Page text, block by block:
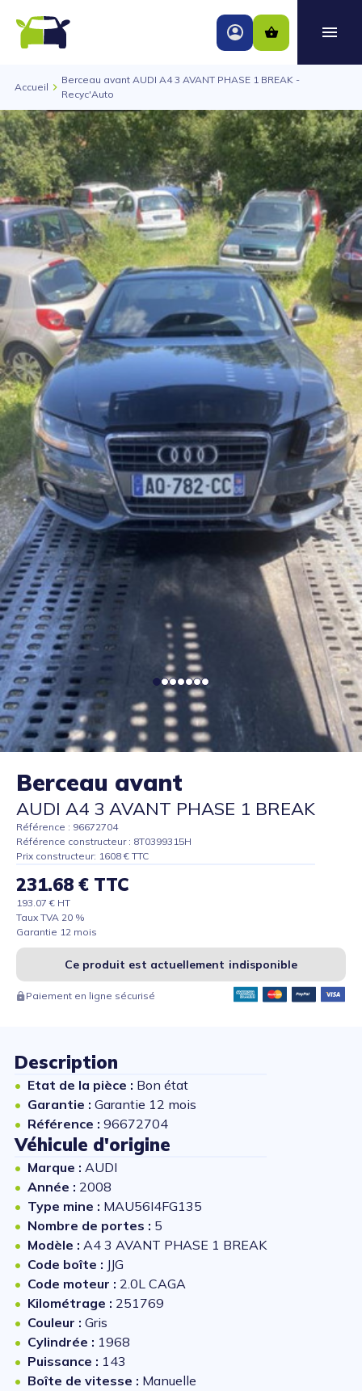
Accueil
Berceau avant AUDI A4 3 AVANT PHASE 1 BREAK -
Recyc'Auto
Berceau avant
AUDI A4 3 AVANT PHASE 1 BREAK
Référence : 96672704
Référence constructeur : 8T0399315H
Prix constructeur: 1608 € TTC
231.68 € TTC
193.07 € HT
Taux TVA 20 %
Garantie 12 mois
Ce produit est actuellement indisponible
Paiement en ligne sécurisé
Description
Etat de la pièce : Bon état
Garantie : Garantie 12 mois
Référence : 96672704
Véhicule d'origine
Marque : AUDI
Année : 2008
Type mine : MAU56I4FG135
Nombre de portes : 5
Modèle : A4 3 AVANT PHASE 1 BREAK
Code boîte : JJG
Code moteur : 2.0L CAGA
Kilométrage : 251769
Couleur : Gris
Cylindrée : 1968
Puissance : 143
Boîte de vitesse : Manuelle